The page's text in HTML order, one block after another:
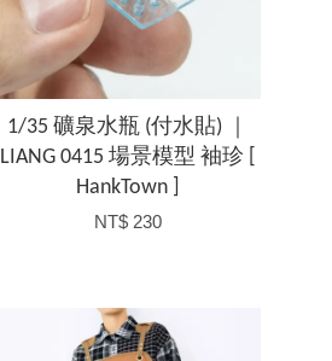
1/35 礦泉水瓶 (付水貼) ｜
LIANG 0415 場景模型 袖珍 [
HankTown ]
NT$ 230